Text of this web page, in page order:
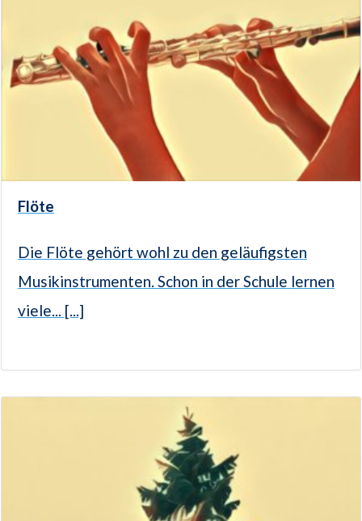
Flöte
Die Flöte gehört wohl zu den geläufigsten
Musikinstrumenten. Schon in der Schule lernen
viele... [...]